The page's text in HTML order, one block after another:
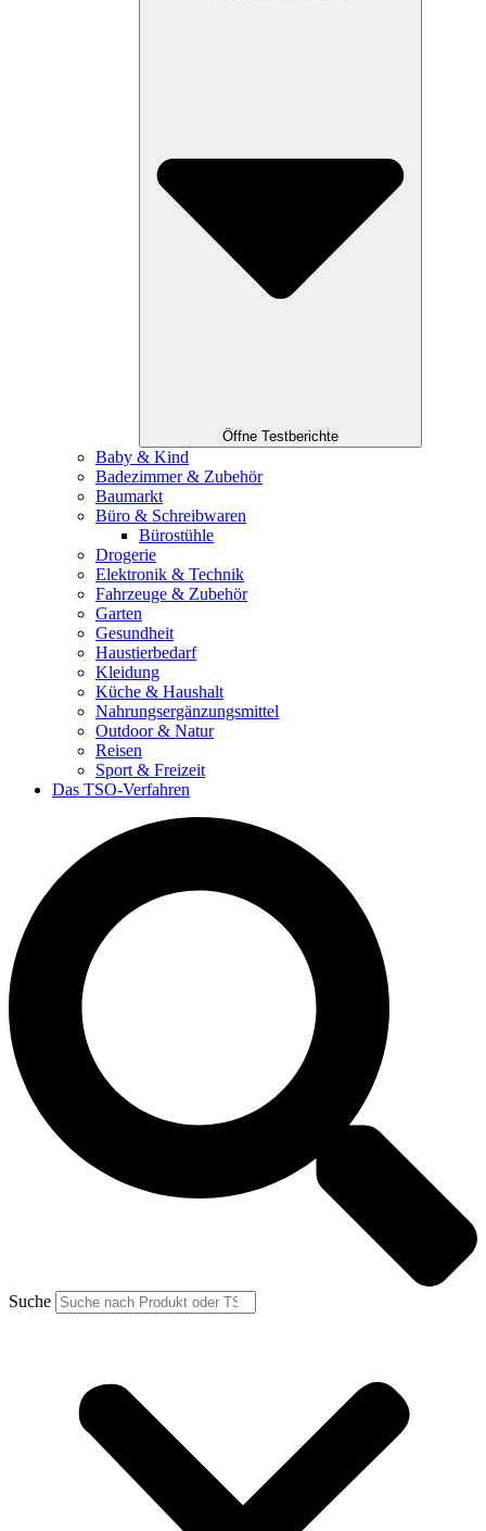
Öffne Testberichte
Baby & Kind
Badezimmer & Zubehör
Baumarkt
Büro & Schreibwaren
Bürostühle
Drogerie
Elektronik & Technik
Fahrzeuge & Zubehör
Garten
Gesundheit
Haustierbedarf
Kleidung
Küche & Haushalt
Nahrungsergänzungsmittel
Outdoor & Natur
Reisen
Sport & Freizeit
Das TSO-Verfahren
Suche